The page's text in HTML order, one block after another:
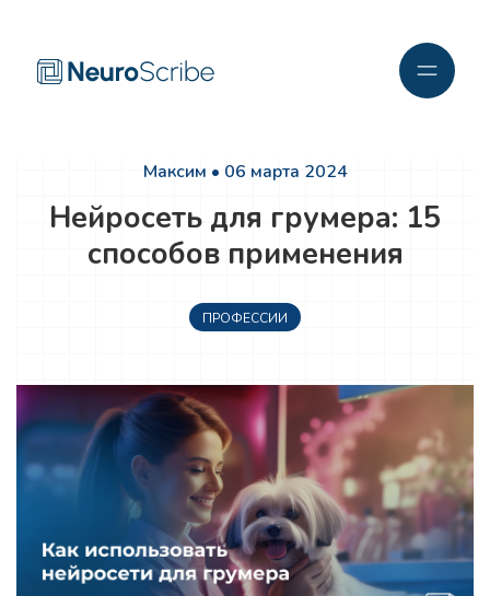
Максим • 06 марта 2024
Нейросеть для грумера: 15
способов применения
ПРОФЕССИИ